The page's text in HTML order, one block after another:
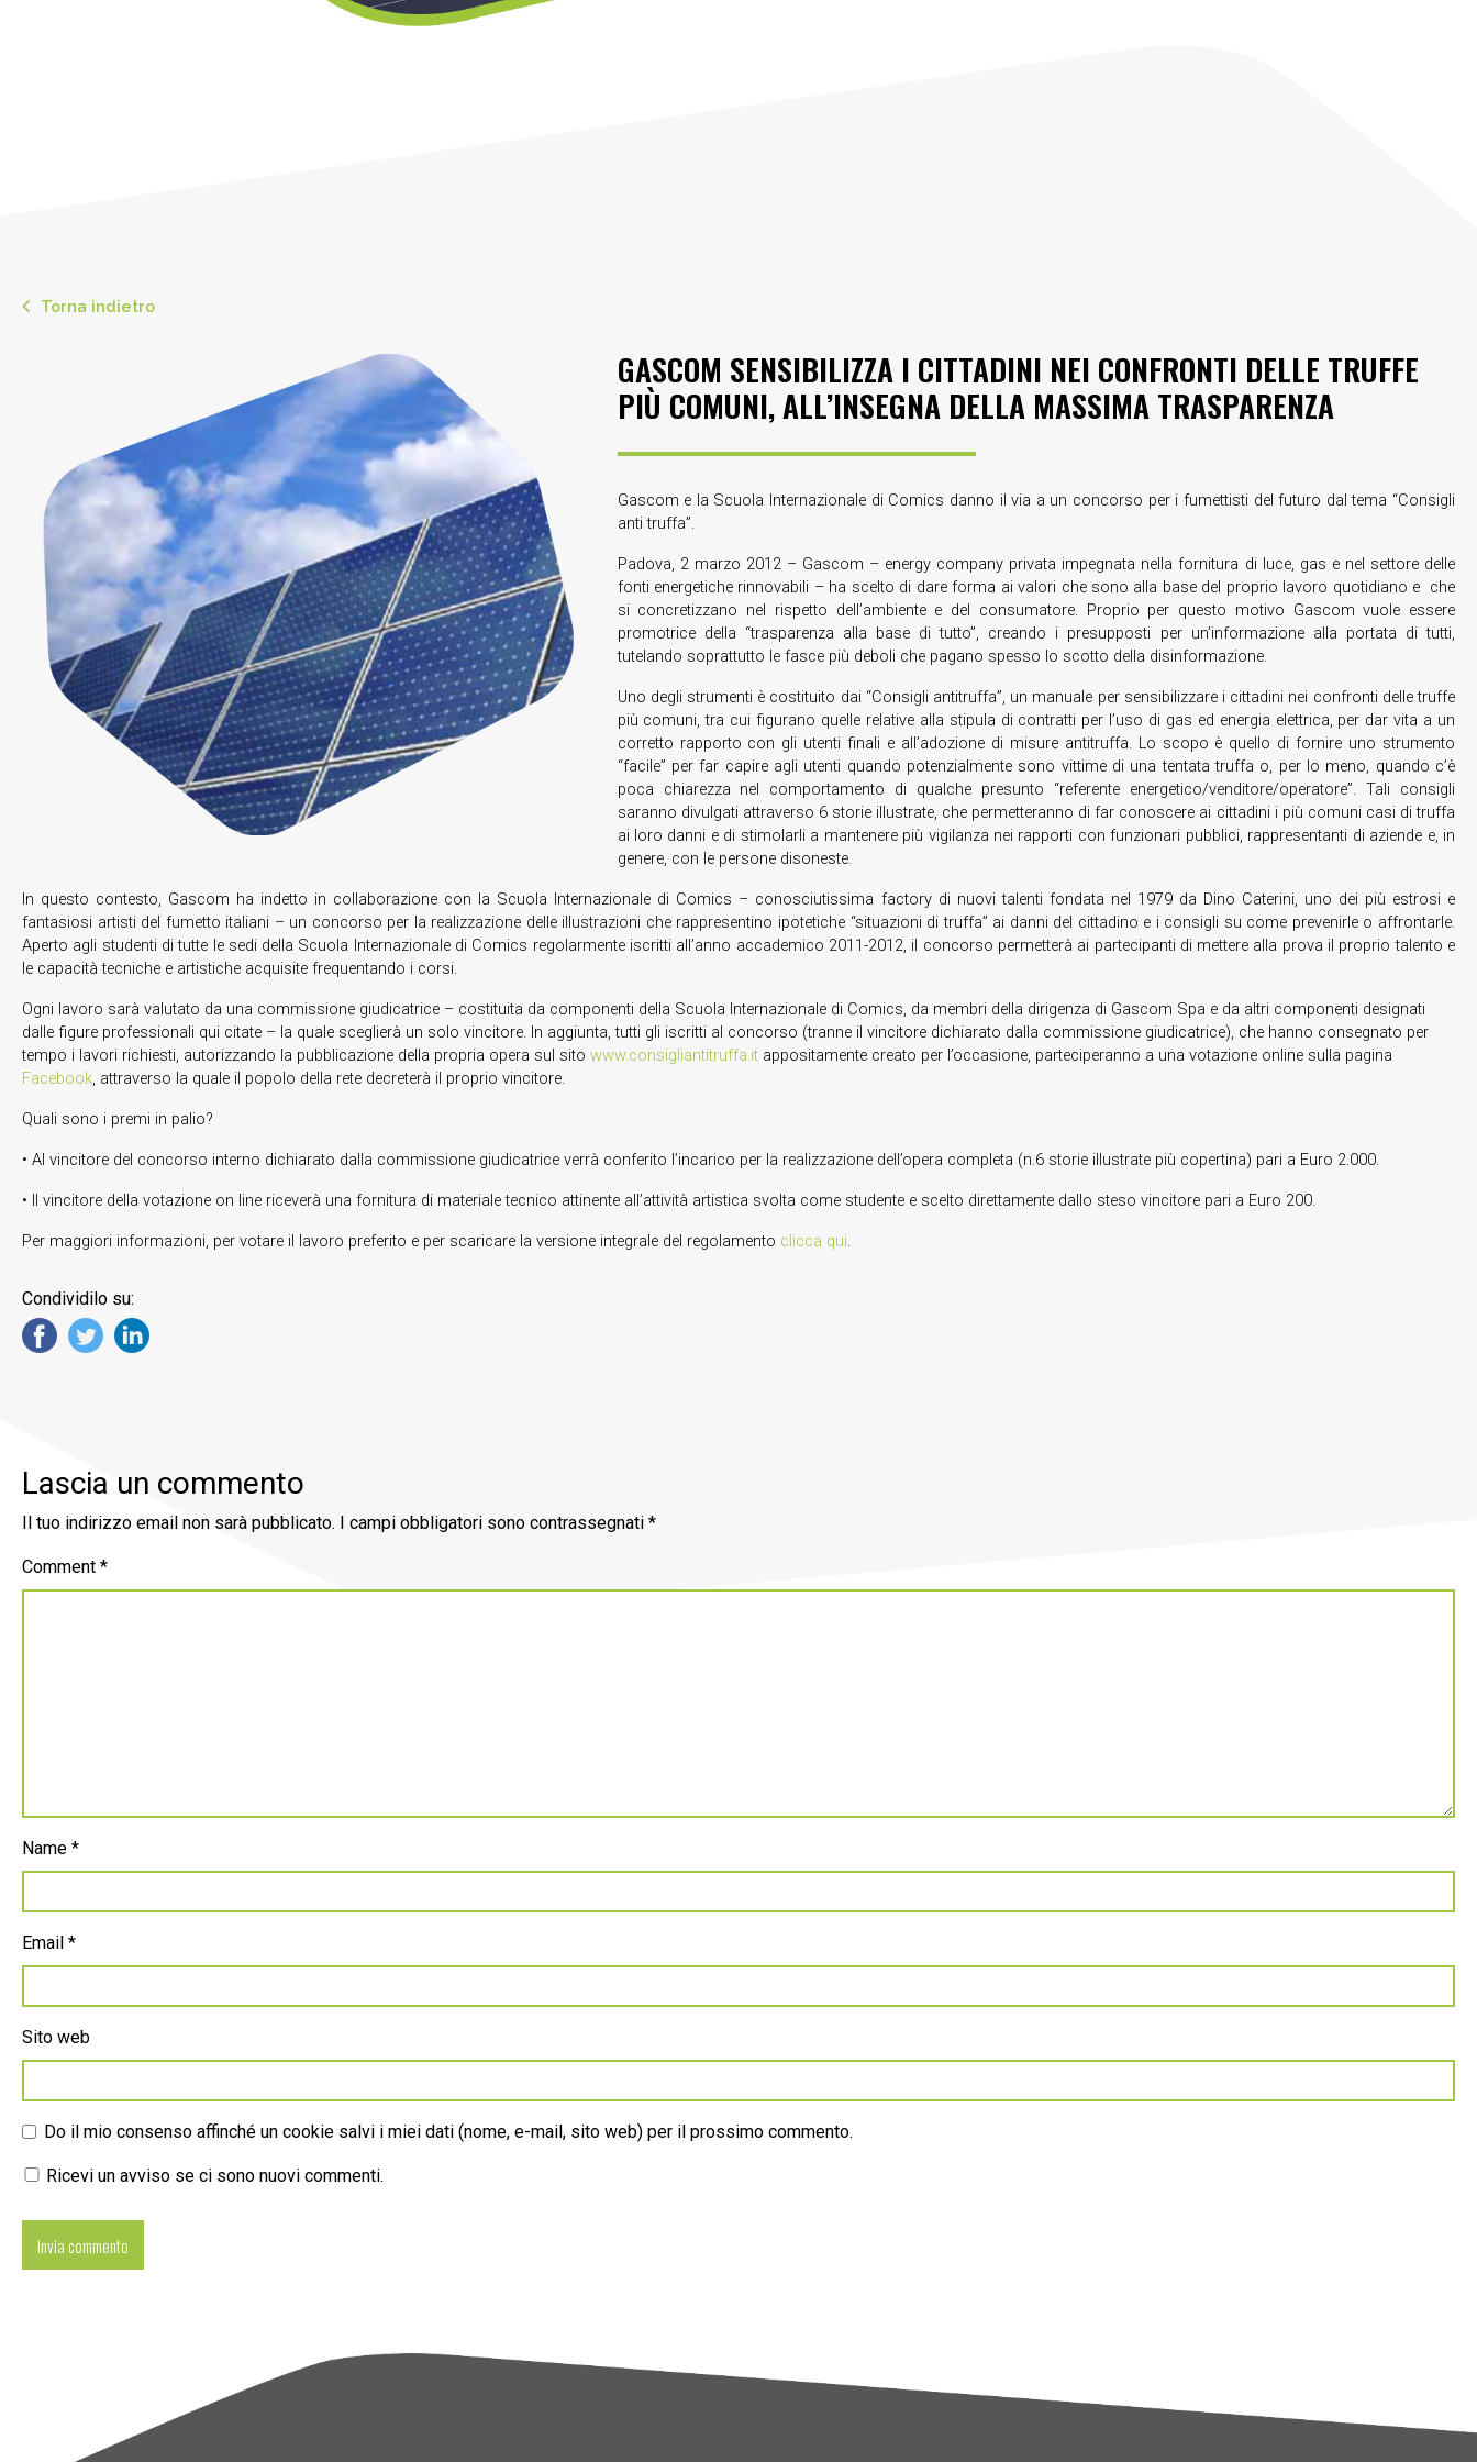
Torna indietro
GASCOM SENSIBILIZZA I CITTADINI NEI CONFRONTI DELLE TRUFFE
PIÙ COMUNI, ALL’INSEGNA DELLA MASSIMA TRASPARENZA
Gascom e la Scuola Internazionale di Comics danno il via a un concorso per i fumettisti del futuro dal tema “Consigli
anti truffa”.
Padova, 2 marzo 2012 – Gascom – energy company privata impegnata nella fornitura di luce, gas e nel settore delle
fonti energetiche rinnovabili – ha scelto di dare forma ai valori che sono alla base del proprio lavoro quotidiano e che
si concretizzano nel rispetto dell’ambiente e del consumatore. Proprio per questo motivo Gascom vuole essere
promotrice della “trasparenza alla base di tutto”, creando i presupposti per un’informazione alla portata di tutti,
tutelando soprattutto le fasce più deboli che pagano spesso lo scotto della disinformazione.
Uno degli strumenti è costituito dai “Consigli antitruffa”, un manuale per sensibilizzare i cittadini nei confronti delle truffe
più comuni, tra cui figurano quelle relative alla stipula di contratti per l’uso di gas ed energia elettrica, per dar vita a un
corretto rapporto con gli utenti finali e all’adozione di misure antitruffa. Lo scopo è quello di fornire uno strumento
“facile” per far capire agli utenti quando potenzialmente sono vittime di una tentata truffa o, per lo meno, quando c’è
poca chiarezza nel comportamento di qualche presunto “referente energetico/venditore/operatore”. Tali consigli
saranno divulgati attraverso 6 storie illustrate, che permetteranno di far conoscere ai cittadini i più comuni casi di truffa
ai loro danni e di stimolarli a mantenere più vigilanza nei rapporti con funzionari pubblici, rappresentanti di aziende e, in
genere, con le persone disoneste.
In questo contesto, Gascom ha indetto in collaborazione con la Scuola Internazionale di Comics – conosciutissima factory di nuovi talenti fondata nel 1979 da Dino Caterini, uno dei più estrosi e
fantasiosi artisti del fumetto italiani – un concorso per la realizzazione delle illustrazioni che rappresentino ipotetiche “situazioni di truffa” ai danni del cittadino e i consigli su come prevenirle o affrontarle.
Aperto agli studenti di tutte le sedi della Scuola Internazionale di Comics regolarmente iscritti all’anno accademico 2011-2012, il concorso permetterà ai partecipanti di mettere alla prova il proprio talento e
le capacità tecniche e artistiche acquisite frequentando i corsi.
Ogni lavoro sarà valutato da una commissione giudicatrice – costituita da componenti della Scuola Internazionale di Comics, da membri della dirigenza di Gascom Spa e da altri componenti designati
dalle figure professionali qui citate – la quale sceglierà un solo vincitore. In aggiunta, tutti gli iscritti al concorso (tranne il vincitore dichiarato dalla commissione giudicatrice), che hanno consegnato per
tempo i lavori richiesti, autorizzando la pubblicazione della propria opera sul sito www.consigliantitruffa.it appositamente creato per l’occasione, parteciperanno a una votazione online sulla pagina
Facebook, attraverso la quale il popolo della rete decreterà il proprio vincitore.
Quali sono i premi in palio?
• Al vincitore del concorso interno dichiarato dalla commissione giudicatrice verrà conferito l’incarico per la realizzazione dell’opera completa (n.6 storie illustrate più copertina) pari a Euro 2.000.
• Il vincitore della votazione on line riceverà una fornitura di materiale tecnico attinente all’attività artistica svolta come studente e scelto direttamente dallo steso vincitore pari a Euro 200.
Per maggiori informazioni, per votare il lavoro preferito e per scaricare la versione integrale del regolamento clicca qui.
Condividilo su:
Lascia un commento
Il tuo indirizzo email non sarà pubblicato. I campi obbligatori sono contrassegnati *
Comment *
Name *
Email *
Sito web
Do il mio consenso affinché un cookie salvi i miei dati (nome, e-mail, sito web) per il prossimo commento.
Ricevi un avviso se ci sono nuovi commenti.